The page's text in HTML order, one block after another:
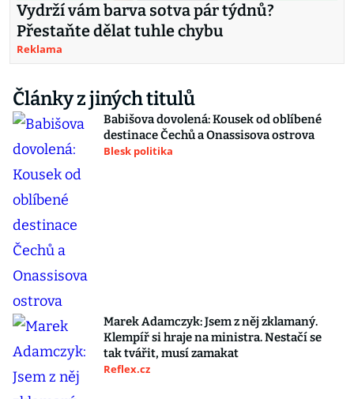
Vydrží vám barva sotva pár týdnů?
Přestaňte dělat tuhle chybu
Reklama
Články z jiných titulů
Babišova dovolená: Kousek od oblíbené
destinace Čechů a Onassisova ostrova
Blesk politika
Marek Adamczyk: Jsem z něj zklamaný.
Klempíř si hraje na ministra. Nestačí se
tak tvářit, musí zamakat
Reflex.cz